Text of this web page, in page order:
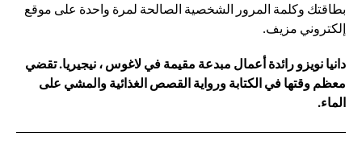
بطاقتك وكلمة المرور الشخصية الصالحة لمرة واحدة على موقع
إلكتروني مزيف.
دانيا نويزو رائدة أعمال مبدعة مقيمة في لاغوس ، نيجيريا. تقضي
معظم وقتها في الكتابة ورواية القصص الغذائية والمشي على
الماء.